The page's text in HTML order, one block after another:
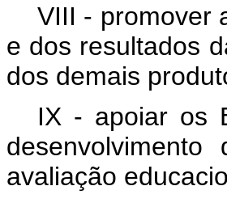
VIII - promover
e dos resultados
dos demais
IX - apoiar os
avaliação